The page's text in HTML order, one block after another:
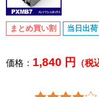
まとめ買い割 当日出荷
価格： 1,840 円 （税